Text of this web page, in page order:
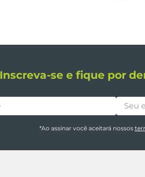
Inscreva-se e fique por
*Ao assinar você aceitará nossos